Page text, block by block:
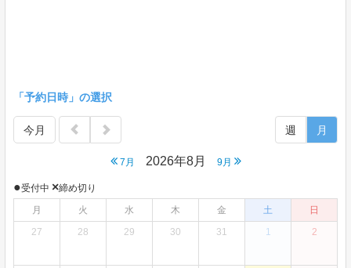
「予約日時」の選択
今月
7月 2026年8月 9月
週 月
●受付中 ×締め切り
月
火 水 木 金 土
日
27
28 29 30 31 1 2